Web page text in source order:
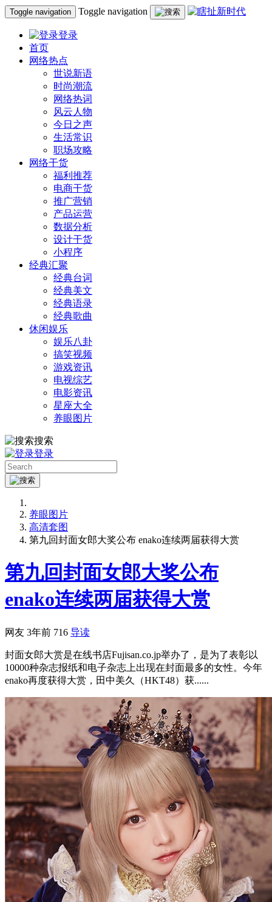
Toggle navigation Toggle navigation
登录
首页
网络热点
世说新语
时尚潮流
网络热词
风云人物
今日之声
生活常识
职场攻略
网络干货
福利推荐
电商干货
推广营销
产品运营
数据分析
设计干货
小程序
经典汇聚
经典台词
经典美文
经典语录
经典歌曲
休闲娱乐
娱乐八卦
搞笑视频
游戏资讯
电视综艺
电影资讯
星座大全
养眼图片
搜索
登录
养眼图片
高清套图
第九回封面女郎大奖公布 enako连续两届获得大赏
第九回封面女郎大奖公布
enako连续两届获得大赏
网友 3年前 716 导读
封面女郎大赏是在线书店Fujisan.co.jp举办了，是为了表彰以
10000种杂志报纸和电子杂志上出现在封面最多的女性。今年
enako再度获得大赏，田中美久（HKT48）获......